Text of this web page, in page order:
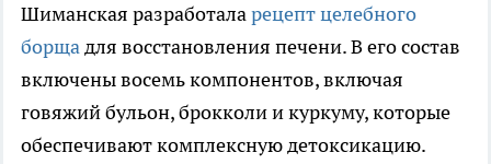
Шиманская разработаларецепт целебного
борщадля восстановления печени. В его состав
включены восемь компонентов, включая
говяжий бульон, брокколи и куркуму, которые
обеспечивают комплексную детоксикацию.